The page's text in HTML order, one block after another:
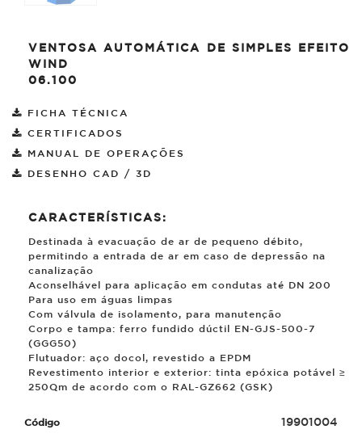
VENTOSA AUTOMÁTICA DE SIMPLES EFEITO
WIND
06.100
FICHA TÉCNICA
CERTIFICADOS
MANUAL DE OPERAÇÕES
DESENHO CAD / 3D
CARACTERÍSTICAS:
Destinada à evacuação de ar de pequeno débito,
permitindo a entrada de ar em caso de depressão na
canalização
Aconselhável para aplicação em condutas até DN 200
Para uso em águas limpas
Com válvula de isolamento, para manutenção
Corpo e tampa: ferro fundido dúctil EN-GJS-500-7
(GGG50)
Flutuador: aço docol, revestido a EPDM
Revestimento interior e exterior: tinta epóxica potável ≥
250µm de acordo com o RAL-GZ662 (GSK)
19901004